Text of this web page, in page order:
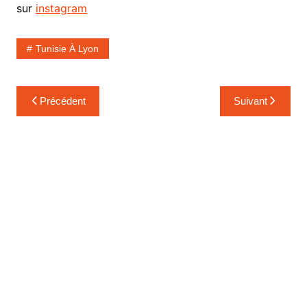
sur instagram
Tunisie À Lyon
Navigation
de
Précédent Suivant